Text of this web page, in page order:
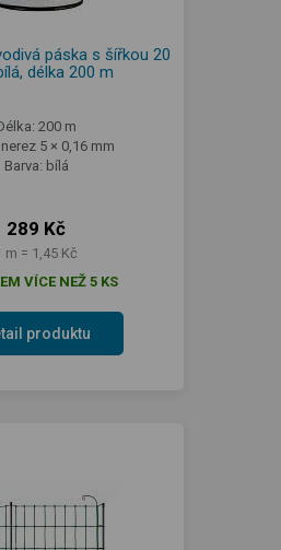
páska s šířkou 20
délka 200 m
200 m
5 × 0,16 mm
Barva: bílá
289 Kč
m = 1,45 Kč
VÍCE NEŽ 5 KS
produktu